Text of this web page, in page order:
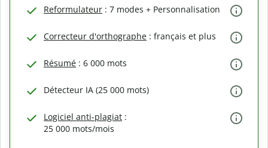
Reformulateur : 7 modes + Personnalisation
Correcteur d'orthographe : français et plus
Résumé : 6 000 mots
Détecteur IA (25 000 mots)
Logiciel anti-plagiat :
25 000 mots/mois